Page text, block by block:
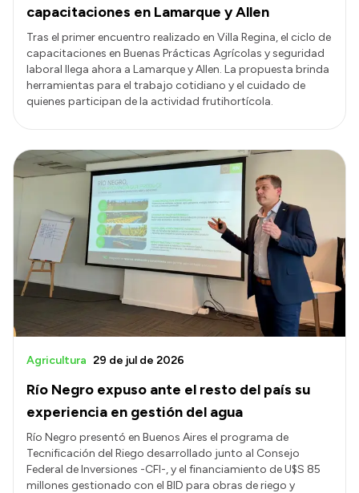
capacitaciones en Lamarque y Allen
Tras el primer encuentro realizado en Villa Regina, el ciclo de
capacitaciones en Buenas Prácticas Agrícolas y seguridad
laboral llega ahora a Lamarque y Allen. La propuesta brinda
herramientas para el trabajo cotidiano y el cuidado de
quienes participan de la actividad frutihortícola.
Río Negro expuso ante el resto del país su
experiencia en gestión del agua
Agricultura 29 de jul de 2026
Río Negro presentó en Buenos Aires el programa de
Tecnificación del Riego desarrollado junto al Consejo
Federal de Inversiones -CFI-, y el financiamiento de U$S 85
millones gestionado con el BID para obras de riego y